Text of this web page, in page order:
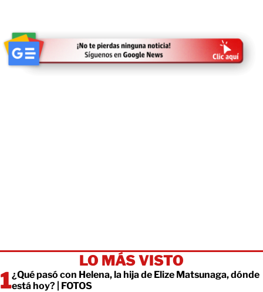
LO MÁS VISTO
¿Qué pasó con Helena, la hija de Elize Matsunaga, dónde
está hoy? | FOTOS